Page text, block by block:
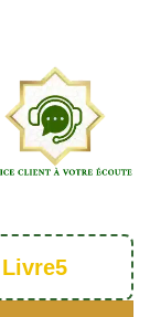
Livre5